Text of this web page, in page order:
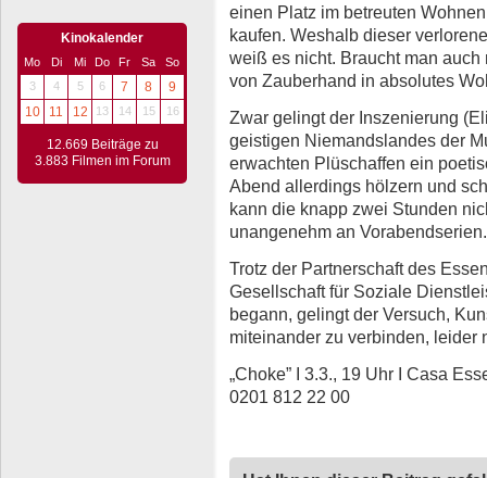
Kinokalender
Mo Di Mi Do Fr Sa
So
3
4 5 6 7 8
9
10
11 12 13 14 15 16
12.669 Beiträge zu
3.883 Filmen im Forum
einen Platz im betreuten
kaufen. Weshalb dieser
weiß es nicht. Braucht man
von Zauberhand in absolutes
Zwar gelingt der Inszenierung
geistigen Niemandslandes der
erwachten Plüschaffen ein
Abend allerdings hölzern und
kann die knapp zwei Stunden
unangenehm an Vorabendserien.
Trotz der Partnerschaft des
Gesellschaft für Soziale
begann, gelingt der Versuch,
miteinander zu verbinden, leider
„Choke” I 3.3., 19 Uhr I Casa
0201 812 22 00